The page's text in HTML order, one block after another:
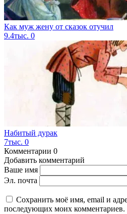
Как муж жену от сказок отучил
9.4тыс. 0
Набитый дурак
7тыс. 0
Комментарии 0
Добавить комментарий
Ваше имя
Эл. почта
Сохранить моё имя, email и
последующих моих комментариев.